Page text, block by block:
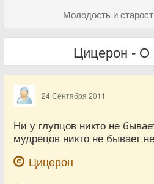
Молодость и
Цицерон - О
24 Сентября 2011
Ни у глупцов никто не
мудрецов никто не бывает
Цицерон